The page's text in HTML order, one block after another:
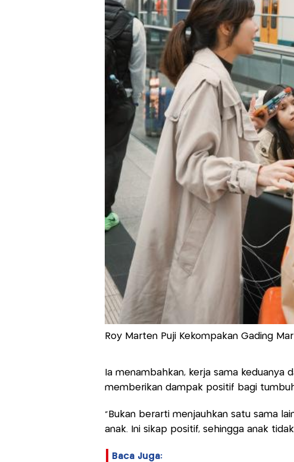
Roy Marten Puji Kekompakan Gading
Ia menambahkan, kerja sama
memberikan dampak positif bagi
“Bukan berarti menjauhkan satu sama
anak. Ini sikap positif, sehingga anak
Baca Juga: